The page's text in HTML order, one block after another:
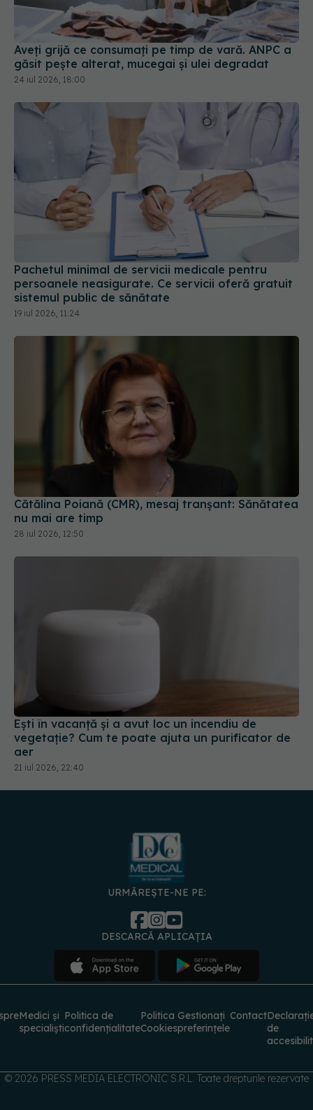
Aveți grijă ce consumați pe timp de vară. ANPC a
găsit pește alterat, mucegai și ulei degradat
24 iul 2026, 18:00
Pachetul minimal de servicii medicale pentru
persoanele neasigurate. Ce servicii oferă gratuit
sistemul public de sănătate
19 iul 2026, 11:24
Cătălina Poiană (CMR), mesaj tranșant: Sănătatea
nu mai are timp
28 iul 2026, 12:50
Ești în vacanță și a avut loc un incendiu de
vegetație? Cum te poate ajuta un purificator de
aer
21 iul 2026, 22:40
URMĂREȘTE-NE PE:
DESCARCĂ APLICAȚIA
Medici și
specialiști
Politica de
confidențialitate
Politica
Cookies
Gestionați
preferințele
Contact
de
© 2026 PRESS MEDIA ELECTRONIC S.R.L. Toate drepturile rezervate